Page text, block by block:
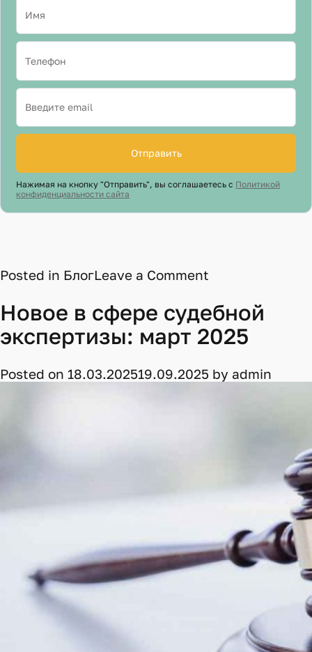
Отправить
Нажимая на кнопку "Отправить", вы соглашаетесь с Политикой
конфиденциальности сайта
Posted in БлогLeave a Comment
строительной
экспертизе
Новое в сфере судебной
экспертизы: март 2025
Posted on 18.03.202519.09.2025 by admin